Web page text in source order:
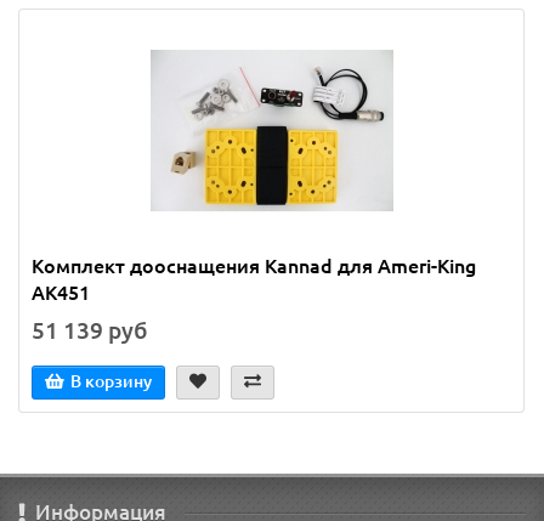
Комплект дооснащения Kannad для Ameri-King
AK451
51 139 руб
В корзину
Информация